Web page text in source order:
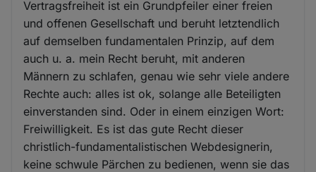
Vertragsfreiheit ist ein Grundpfeiler einer freien
und offenen Gesellschaft und beruht letztendlich
auf demselben fundamentalen Prinzip, auf dem
auch u. a. mein Recht beruht, mit anderen
Männern zu schlafen, genau wie sehr viele andere
Rechte auch: alles ist ok, solange alle Beteiligten
einverstanden sind. Oder in einem einzigen Wort:
Freiwilligkeit. Es ist das gute Recht dieser
christlich-fundamentalistischen Webdesignerin,
keine schwule Pärchen zu bedienen, wenn sie das